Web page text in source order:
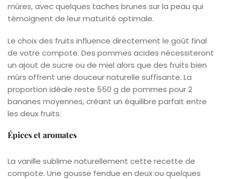
mûres, avec quelques taches brunes sur la peau qui
témoignent de leur maturité optimale.
Le choix des fruits influence directement le goût final
de votre compote. Des pommes acides nécessiteront
un ajout de sucre ou de miel alors que des fruits bien
mûrs offrent une douceur naturelle suffisante. La
proportion idéale reste 550 g de pommes pour 2
bananes moyennes, créant un équilibre parfait entre
les deux fruits.
Épices et aromates
La vanille sublime naturellement cette recette de
compote. Une gousse fendue en deux ou quelques